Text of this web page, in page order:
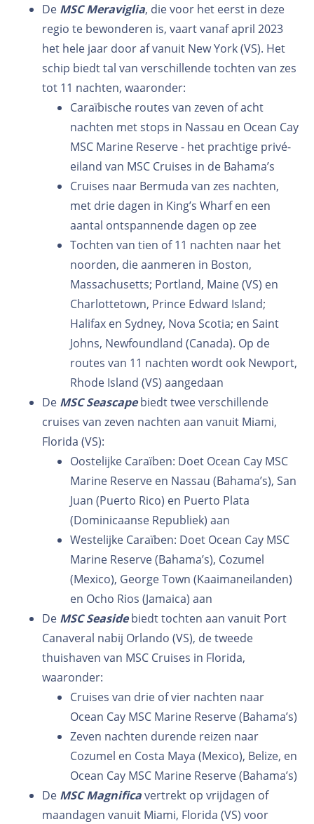
De MSC Meraviglia, die voor het eerst in deze
regio te bewonderen is, vaart vanaf april 2023
het hele jaar door af vanuit New York (VS). Het
schip biedt tal van verschillende tochten van zes
tot 11 nachten, waaronder:
Caraïbische routes van zeven of acht
nachten met stops in Nassau en Ocean Cay
MSC Marine Reserve - het prachtige privé-
eiland van MSC Cruises in de Bahama’s
Cruises naar Bermuda van zes nachten,
met drie dagen in King’s Wharf en een
aantal ontspannende dagen op zee
Tochten van tien of 11 nachten naar het
noorden, die aanmeren in Boston,
Massachusetts; Portland, Maine (VS) en
Charlottetown, Prince Edward Island;
Halifax en Sydney, Nova Scotia; en Saint
Johns, Newfoundland (Canada). Op de
routes van 11 nachten wordt ook Newport,
Rhode Island (VS) aangedaan
De MSC Seascapebiedt twee verschillende
cruises van zeven nachten aan vanuit Miami,
Florida (VS):
Oostelijke Caraïben: Doet Ocean Cay MSC
Marine Reserve en Nassau (Bahama’s), San
Juan (Puerto Rico) en Puerto Plata
(Dominicaanse Republiek) aan
Westelijke Caraïben: Doet Ocean Cay MSC
Marine Reserve (Bahama’s), Cozumel
(Mexico), George Town (Kaaimaneilanden)
en Ocho Rios (Jamaica) aan
De MSC Seasidebiedt tochten aan vanuit Port
Canaveral nabij Orlando (VS), de tweede
thuishaven van MSC Cruises in Florida,
waaronder:
Cruises van drie of vier nachten naar
Ocean Cay MSC Marine Reserve (Bahama’s)
Zeven nachten durende reizen naar
Cozumel en Costa Maya (Mexico), Belize, en
Ocean Cay MSC Marine Reserve (Bahama’s)
De MSC Magnificavertrekt op vrijdagen of
maandagen vanuit Miami, Florida (VS) voor